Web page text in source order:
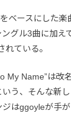
ベースにした楽
グル3曲に加え
ている。
My Name”は改
う、そんな新
はggoyleが手